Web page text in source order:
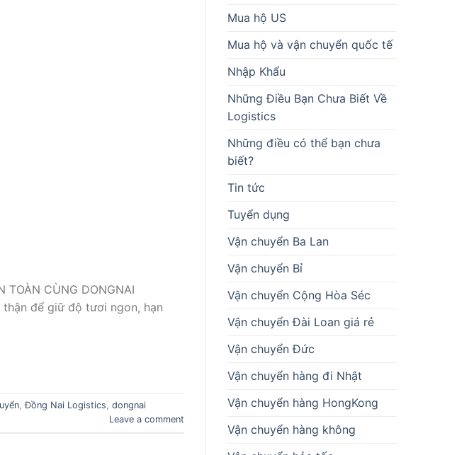
TOÀN CÙNG DONGNAI
để giữ độ tươi ngon, hạn
,Đồng Nai Logistics, dongnai
Leave a comment
Mua hộ US
Mua hộ và vận chuyển quốc tế
Nhập Khẩu
Những Điều Bạn Chưa Biết Về
Logistics
Những điều có thể bạn chưa
biết?
Tin tức
Tuyển dụng
Vận chuyển Ba Lan
Vận chuyển Bỉ
Vận chuyển Cộng Hòa Séc
Vận chuyển Đài Loan giá rẻ
Vận chuyển Đức
Vận chuyển hàng đi Nhật
Vận chuyển hàng HongKong
Vận chuyển hàng không